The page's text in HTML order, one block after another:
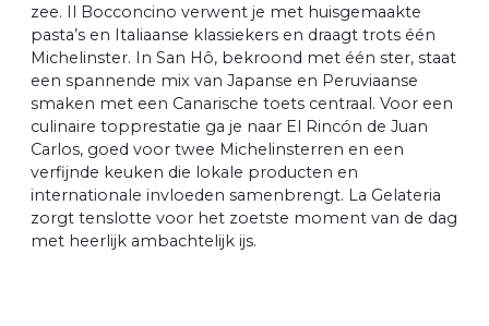
zee. Il Bocconcino verwent je met huisgemaakte
pasta’s en Italiaanse klassiekers en draagt trots één
Michelinster. In San Hô, bekroond met één ster, staat
een spannende mix van Japanse en Peruviaanse
smaken met een Canarische toets centraal. Voor een
culinaire topprestatie ga je naar El Rincón de Juan
Carlos, goed voor twee Michelinsterren en een
verfijnde keuken die lokale producten en
internationale invloeden samenbrengt. La Gelateria
zorgt tenslotte voor het zoetste moment van de dag
met heerlijk ambachtelijk ijs.